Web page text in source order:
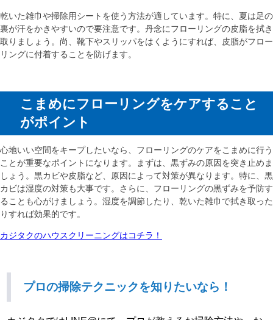
乾いた雑巾や掃除用シートを使う方法が適しています。特に、夏は足の
裏が汗をかきやすいので要注意です。丹念にフローリングの皮脂を拭き
取りましょう。尚、靴下やスリッパをはくようにすれば、皮脂がフロー
リングに付着することを防げます。
こまめにフローリングをケアすること
がポイント
心地いい空間をキープしたいなら、フローリングのケアをこまめに行う
ことが重要なポイントになります。まずは、黒ずみの原因を突き止めま
しょう。黒カビや皮脂など、原因によって対策が異なります。特に、黒
カビは湿度の対策も大事です。さらに、フローリングの黒ずみを予防す
ることも心がけましょう。湿度を調節したり、乾いた雑巾で拭き取った
りすれば効果的です。
カジタクのハウスクリーニングはコチラ！
プロの掃除テクニックを知りたいなら！